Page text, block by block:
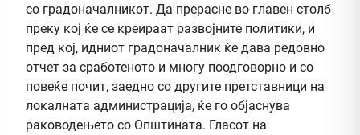
со градоначалникот. Да прерасне во главен столб
преку кој ќе се креираат развојните политики, и
пред кој, идниот градоначалник ќе дава редовно
отчет за сработеното и многу поодговорно и со
повеќе почит, заедно со другите претставници на
локалната администрација, ќе го објаснува
раководењето со Општината. Гласот на